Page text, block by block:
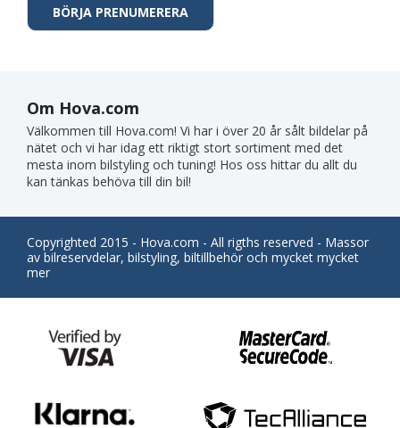
Om Hova.com
Välkommen till Hova.com! Vi har i över 20 år sålt bildelar på
nätet och vi har idag ett riktigt stort sortiment med det
mesta inom bilstyling och tuning! Hos oss hittar du allt du
kan tänkas behöva till din bil!
Copyrighted 2015 - Hova.com - All rigths reserved - Massor
av bilreservdelar, bilstyling, biltillbehör och mycket mycket
mer